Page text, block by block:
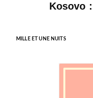
Kosovo
MILLE ET UNE NUITS